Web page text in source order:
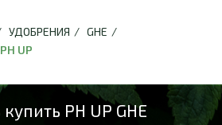
УДОБРЕНИЯ / GHE /
PH UP
PH UP GHE